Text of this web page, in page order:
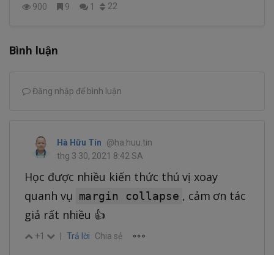
900 9 1 22
Bình luận
Đăng nhập để bình luận
Hà Hữu Tín
@ha.huu.tin
thg 3 30, 2021 8:42 SA
Học được nhiều kiến thức thú vị xoay
quanh vụ margin collapse , cảm ơn tác
giả rất nhiều 👍
+1 Trả lời Chia sẻ